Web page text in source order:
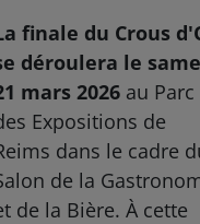
finale du Crous
déroulera le
mars 2026 au Parc
Expositions de
dans le cadre
de la
de la Bière. À cette